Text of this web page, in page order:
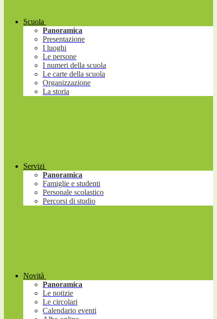
Scuola
Panoramica
Presentazione
I luoghi
Le persone
I numeri della scuola
Le carte della scuola
Organizzazione
La storia
Servizi
Panoramica
Famiglie e studenti
Personale scolastico
Percorsi di studio
Novità
Panoramica
Le notizie
Le circolari
Calendario eventi